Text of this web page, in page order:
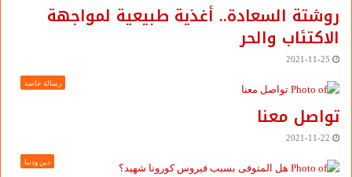
روشتة السعادة.. أغذية طبيعية لمواجهة
الاكتئاب والحر
2021-11-25
رسالة خاصة
تواصل معنا
2021-11-22
دين ودنيا